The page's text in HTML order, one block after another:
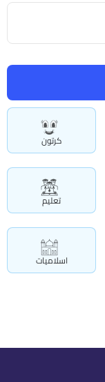
كرتون
تعليم
اسلاميات